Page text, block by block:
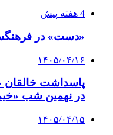
4 هفته پیش
«دست» در
۱۴۰۵/۰۴/۱۶
پاسداشت خالقان
در نهمین شب
۱۴۰۵/۰۴/۱۵